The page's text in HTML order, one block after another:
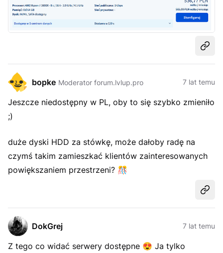
bopke Moderator forum.lvlup.pro 7 lat temu
Jeszcze niedostępny w PL, oby to się szybko zmieniło
;)
duże dyski HDD za stówkę, może dałoby radę na
czymś takim zamieszkać klientów zainteresowanych
powiększaniem przestrzeni? 🎊
DokGrej 7 lat temu
Z tego co widać serwery dostępne 😍 Ja tylko